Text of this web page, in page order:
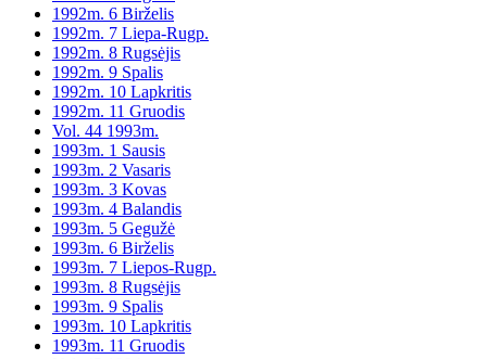
1992m. 6 Birželis
1992m. 7 Liepa-Rugp.
1992m. 8 Rugsėjis
1992m. 9 Spalis
1992m. 10 Lapkritis
1992m. 11 Gruodis
Vol. 44 1993m.
1993m. 1 Sausis
1993m. 2 Vasaris
1993m. 3 Kovas
1993m. 4 Balandis
1993m. 5 Gegužė
1993m. 6 Birželis
1993m. 7 Liepos-Rugp.
1993m. 8 Rugsėjis
1993m. 9 Spalis
1993m. 10 Lapkritis
1993m. 11 Gruodis